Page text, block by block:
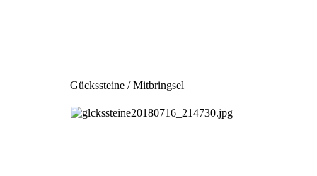
Gückssteine / Mitbringsel